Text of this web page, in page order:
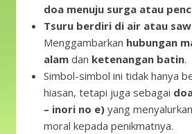
doa menuju surga atau
Tsuru berdiri di air atau
Menggambarkan hubungan
alam dan ketenangan batin.
Simbol-simbol ini tidak hanya
hiasan, tetapi juga sebagai
– inori no e) yang
moral kepada penikmatnya.